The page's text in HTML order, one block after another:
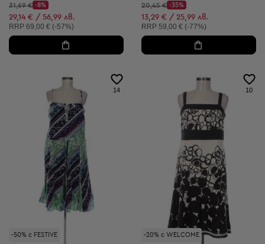
Начална цена:
31,69 €
Discount Price:
-8%
Намалена цена:
29,14 € / 56,99 лв.
Препоръчителна цена:
RRP 69,00 € (-57%)
Начална цена:
20,45 €
Discount Price:
-35%
Намалена цена:
13,29 € / 25,99 лв.
Препоръчителна цена:
RRP 59,00 € (-77%)
-50% с FESTIVE
14
-20% с WELCOME
10